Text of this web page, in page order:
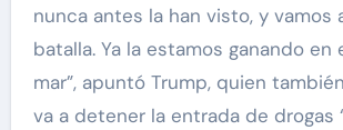
nunca antes la han visto, y vamos
batalla. Ya la estamos ganando en
mar”, apuntó Trump, quien
va a detener la entrada de drogas